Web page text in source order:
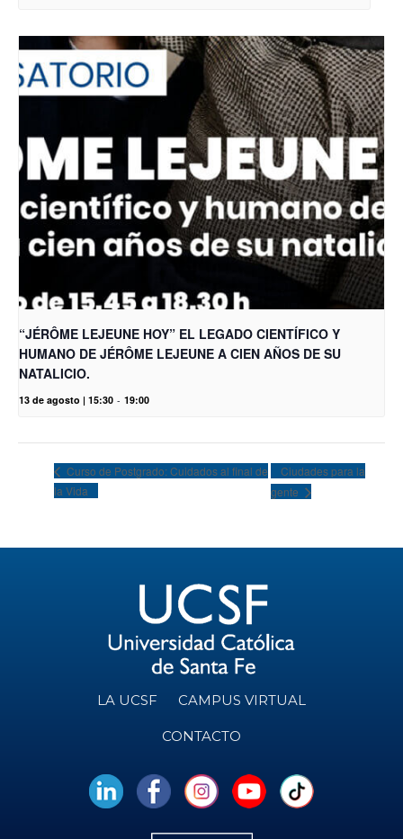
“JÉRÔME LEJEUNE HOY” EL LEGADO CIENTÍFICO Y
HUMANO DE JÉRÔME LEJEUNE A CIEN AÑOS DE SU
NATALICIO.
13 de agosto | 15:30 - 19:00
Curso de Postgrado: Cuidados al final de
la Vida
Ciudades para la
gente
LA UCSF CAMPUS VIRTUAL
CONTACTO